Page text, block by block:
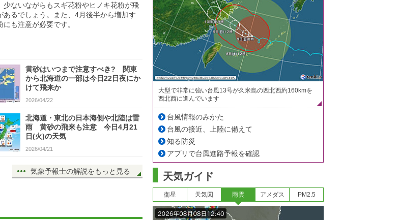
少ないながらもスギ花粉やヒノキ花粉が飛
あるでしょう。また、4月後半から増加す
にも注意が必要です。
黄砂はいつまで注意すべき? 関東
から北海道の一部は今日22日夜にか
けて飛来か
2026/04/22
北海道・東北の日本海側や北陸は雷
雨 黄砂の飛来も注意 今日4月21
日(火)の天気
2026/04/21
気象予報士の解説をもっと見る
大型で非常に強い台風13号が久米島の西北西約160kmを
西北西に進んでいます
台風情報のみかた
台風の接近、上陸に備えて
知る防災
アプリで台風進路予報を確認
天気ガイド
衛星 天気図 雨雲 アメダス PM2.5